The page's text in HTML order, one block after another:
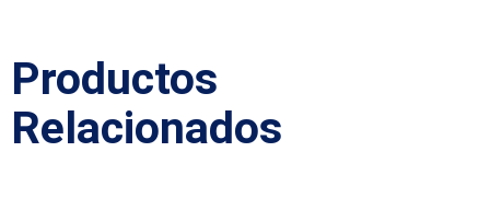
Productos
Relacionados